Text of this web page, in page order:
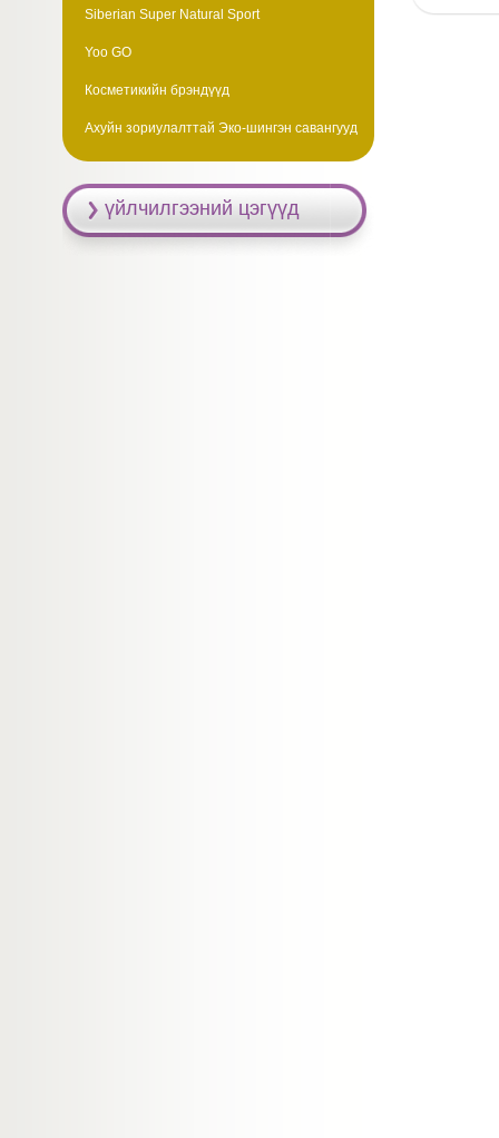
Siberian Super Natural Sport
Yoo GO
Косметикийн брэндүүд
Ахуйн зориулалттай Эко-шингэн савангууд
үйлчилгээний цэгүүд